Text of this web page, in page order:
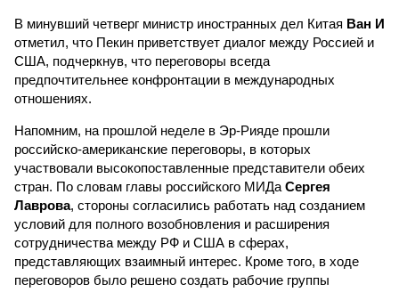
В минувший четверг министр иностранных дел Китая Ван И
отметил, что Пекин приветствует диалог между Россией и
США, подчеркнув, что переговоры всегда
предпочтительнее конфронтации в международных
отношениях.
Напомним, на прошлой неделе в Эр-Рияде прошли
российско-американские переговоры, в которых
участвовали высокопоставленные представители обеих
стран. По словам главы российского МИДа Сергея
Лаврова, стороны согласились работать над созданием
условий для полного возобновления и расширения
сотрудничества между РФ и США в сферах,
представляющих взаимный интерес. Кроме того, в ходе
переговоров было решено создать рабочие группы